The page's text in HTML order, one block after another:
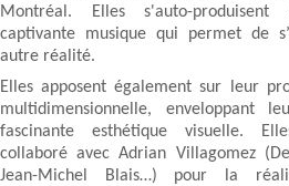
Montréal. Elles s'auto-
captivante musique qui permet de
autre réalité.
Elles apposent également sur leur
multidimensionnelle, enveloppant
fascinante esthétique visuelle.
collaboré avec Adrian Villagomez
Jean-Michel Blais…) pour la